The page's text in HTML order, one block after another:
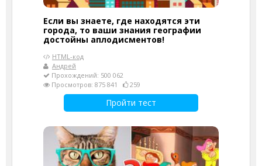
Если вы знаете, где находятся эти
города, то ваши знания географии
достойны аплодисментов!
HTML-код
Андрей
Прохождений: 500 062
Просмотров: 875 841
259
Пройти тест